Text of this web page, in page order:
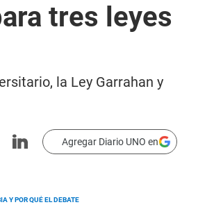
tres leyes
la Ley Garrahan y
Agregar Diario UNO en
Y POR QUÉ EL DEBATE